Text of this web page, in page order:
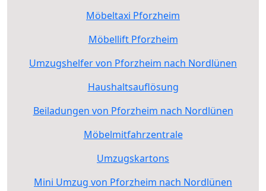
Möbeltaxi Pforzheim
Möbellift Pforzheim
Umzugshelfer von Pforzheim nach Nordlünen
Haushaltsauflösung
Beiladungen von Pforzheim nach Nordlünen
Möbelmitfahrzentrale
Umzugskartons
Mini Umzug von Pforzheim nach Nordlünen